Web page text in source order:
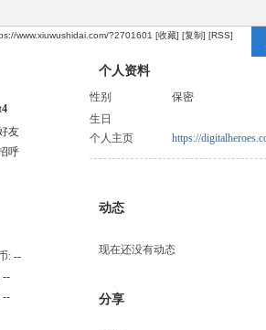
www.xiuwushidai.com/?2701601 [收藏] [复制] [RSS]
友
呼
: --
--
--
个人资料
性别
保密
生日
个人主页
https://
动态
现在还没有动态
分享